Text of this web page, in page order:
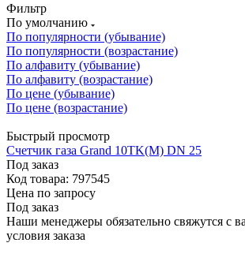
Фильтр
По умолчанию
По популярности (убывание)
По популярности (возрастание)
По алфавиту (убывание)
По алфавиту (возрастание)
По цене (убывание)
По цене (возрастание)
Быстрый просмотр
Счетчик газа Grand 10TK(М) DN 25
Под заказ
Код товара: 797545
Цена по запросу
Под заказ
Наши менеджеры обязательно свяжутся с
условия заказа